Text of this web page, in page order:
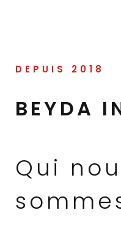
DEPUIS 2018
BEYDA
Qui